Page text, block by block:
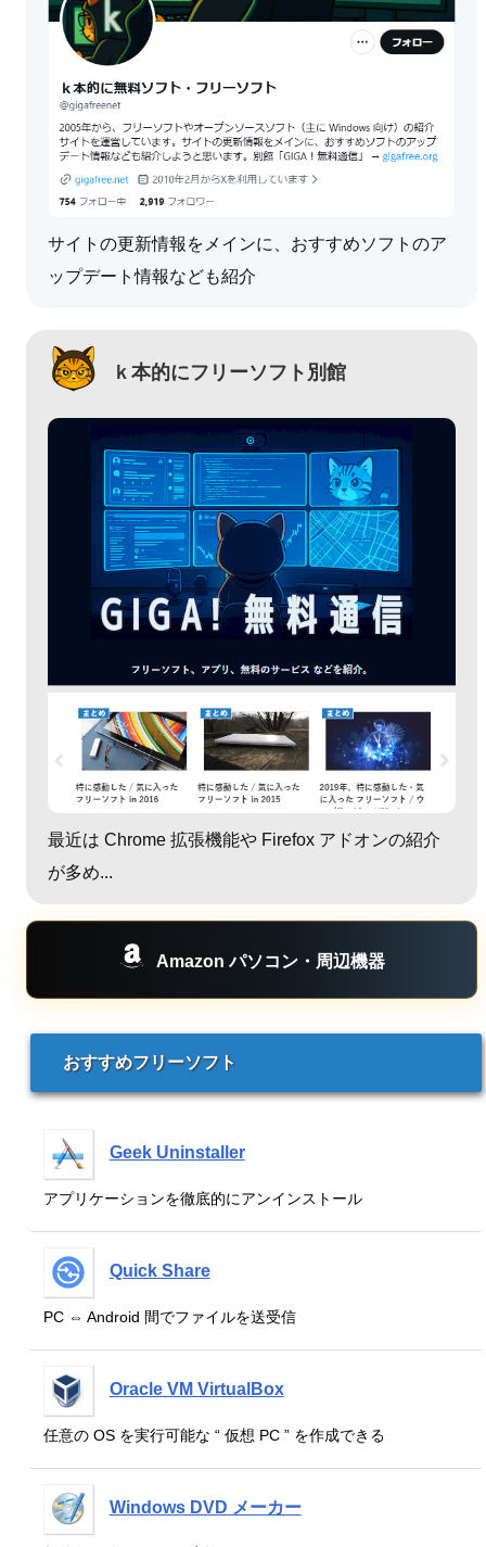
サイトの更新情報をメインに、おすすめソフトのア
ップデート情報なども紹介
ｋ本的にフリーソフト別館
最近は Chrome 拡張機能や Firefox アドオンの紹介
が多め...
Amazon パソコン・周辺機器
おすすめフリーソフト
Geek Uninstaller
アプリケーションを徹底的にアンインストール
Quick Share
PC ⇔ Android 間でファイルを送受信
Oracle VM VirtualBox
任意の OS を実行可能な “ 仮想 PC ” を作成できる
Windows DVD メーカー